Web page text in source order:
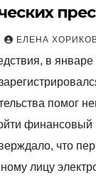
ЕЛЕНА
в
помог
финансовый
что
лицу